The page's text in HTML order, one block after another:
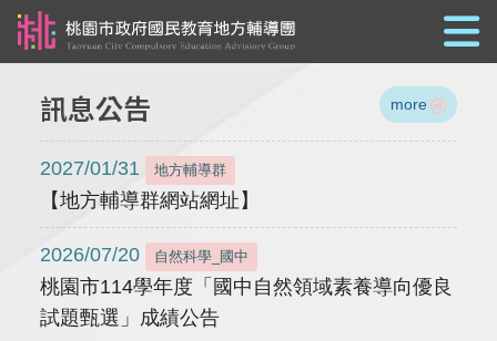
訊息公告 more
2027/01/31 地方輔導群
【地方輔導群網站網址】
2026/07/20 自然科學_國中
桃園市114學年度「國中自然領域素養導向優良
試題甄選」成績公告